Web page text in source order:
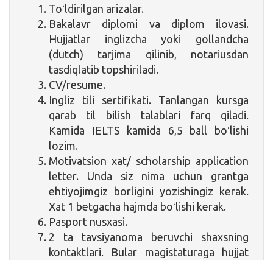
Toʻldirilgan arizalar.
Bakalavr diplomi va diplom ilovasi.
Hujjatlar inglizcha yoki gollandcha
(dutch) tarjima qilinib, notariusdan
tasdiqlatib topshiriladi.
CV/resume.
Ingliz tili sertifikati. Tanlangan kursga
qarab til bilish talablari farq qiladi.
Kamida IELTS kamida 6,5 ball boʻlishi
lozim.
Motivatsion xat/ scholarship application
letter. Unda siz nima uchun grantga
ehtiyojimgiz borligini yozishingiz kerak.
Xat 1 betgacha hajmda boʻlishi kerak.
Pasport nusxasi.
2 ta tavsiyanoma beruvchi shaxsning
kontaktlari. Bular magistaturaga hujjat